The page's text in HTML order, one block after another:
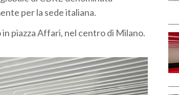
per la sede italiana.
piazza Affari, nel centro di Milano.